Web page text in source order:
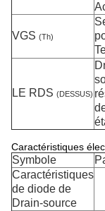
VGS (Th)
LE RDS (DESSUS)
Caractéristiques
Symbole
Caractéristiques
de diode de
Drain-source